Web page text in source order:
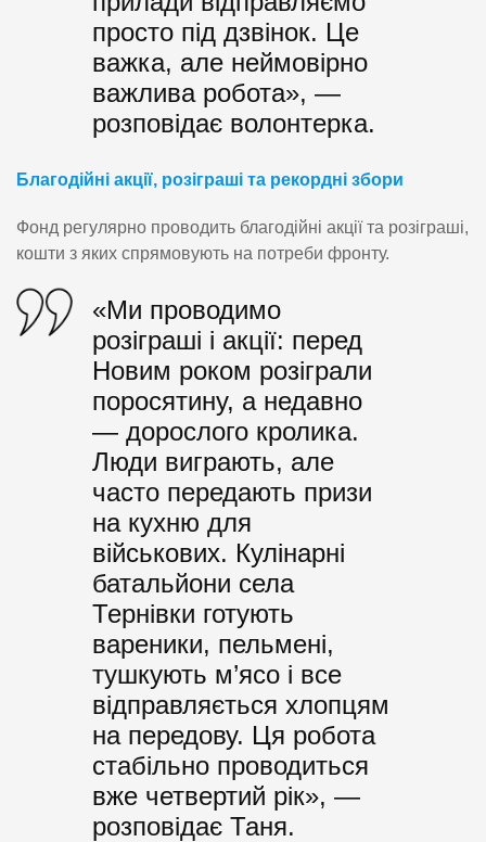
просто під дзвінок. Це
важка, але неймовірно
важлива робота», —
розповідає волонтерка.
Благодійні акції, розіграші та рекордні збори
Фонд регулярно проводить благодійні акції та розіграші,
кошти з яких спрямовують на потреби фронту.
«Ми проводимо
розіграші і акції: перед
Новим роком розіграли
поросятину, а недавно
— дорослого кролика.
Люди виграють, але
часто передають призи
на кухню для
військових. Кулінарні
батальйони села
Тернівки готують
вареники, пельмені,
тушкують м’ясо і все
відправляється хлопцям
на передову. Ця робота
стабільно проводиться
вже четвертий рік», —
розповідає Таня.